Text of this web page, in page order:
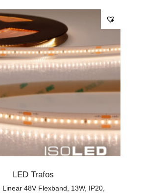
LED Trafos
Linear 48V Flexband, 13W, IP20,